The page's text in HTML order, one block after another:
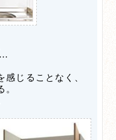
…
じることなく、
。